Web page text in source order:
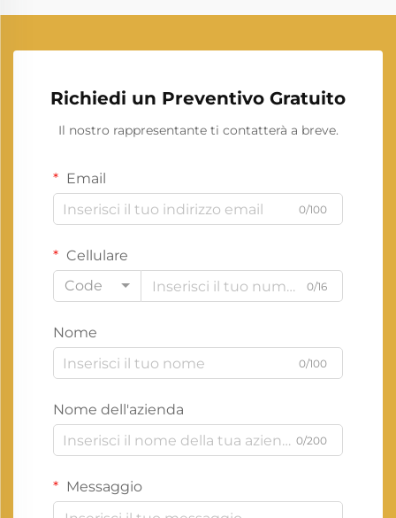
Richiedi un Preventivo Gratuito
Il nostro rappresentante ti contatterà a breve.
Email
0/100
Cellulare
Code
0/16
Nome
0/100
Nome dell'azienda
0/200
Messaggio